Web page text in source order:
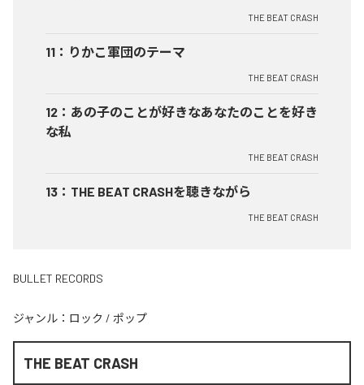
THE BEAT CRASH
11 ： りかこ軍団のテーマ
THE BEAT CRASH
12 ： あの子のことが好きなあなたのことを好き
な私
THE BEAT CRASH
13 ： THE BEAT CRASHを聴きながら
THE BEAT CRASH
BULLET RECORDS
ジャンル： ロック / ポップ
THE BEAT CRASH